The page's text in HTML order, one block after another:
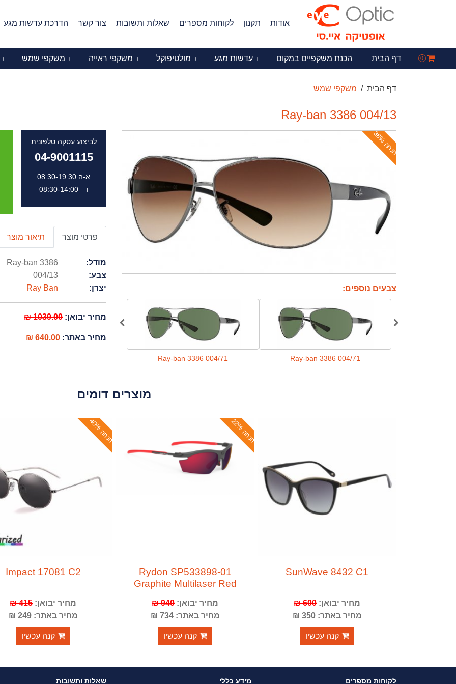
אודות תקנון לקוחות מספרים שאלות ותשובות צור קשר הדרכת עדשות מגע
0 דף הבית הכנת משקפיים במקום עדשות מגע + מולטיפוקל + משקפי ראייה + משקפי שמש +
+
דף הבית משקפי שמש
Ray-ban 3386 004/13
ה
נ
ח
ה
3
8
%
צבעים נוספים:
Ray-ban 3386 004/71
Ray-ban 3386 004/71
לביצוע עסקה טלפונית
04-9001115
א-ה 08:30-19:30
ו – 08:30-14:00
פרטי מוצר תיאור מוצר
מודל:
Ray-ban 3386
צבע:
004/13
יצרן:
Ray Ban
מחיר יבואן: 1039.00 ₪
מחיר באתר: 640.00 ₪
מוצרים דומים
SunWave 8432 C1
מחיר יבואן: 600 ₪
מחיר באתר: 350 ₪
קנה עכשיו
ה
נ
ח
ה
2
2
%
Rydon SP533898-01
Graphite Multilaser Red
מחיר יבואן: 940 ₪
מחיר באתר: 734 ₪
קנה עכשיו
ה
נ
ח
ה
4
0
%
Impact 17081 C2
מחיר יבואן: 415 ₪
מחיר באתר: 249 ₪
קנה עכשיו
לקוחות מספרים מידע כללי שאלות ותשובות